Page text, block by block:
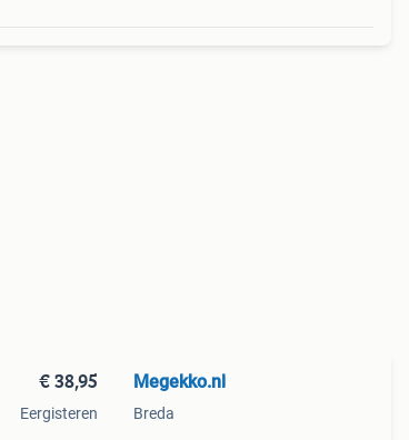
€ 38,95
Eergisteren
Megekko.nl
Breda